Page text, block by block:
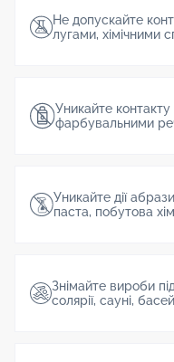
Не допускайте
лугами, хімічними
Уникайте
фарбувальними
Уникайте дії
паста, побутова
Знімайте вироби
солярії, сауні,